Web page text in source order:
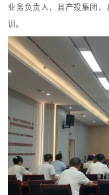
业务负责人，县产投集团
训。